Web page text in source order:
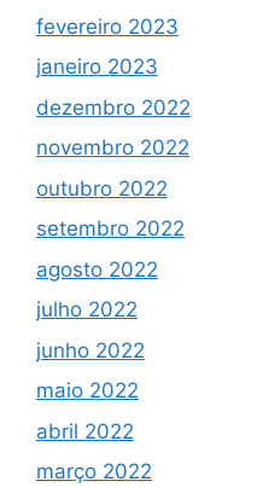
fevereiro 2023
janeiro 2023
dezembro 2022
novembro 2022
outubro 2022
setembro 2022
agosto 2022
julho 2022
junho 2022
maio 2022
abril 2022
março 2022